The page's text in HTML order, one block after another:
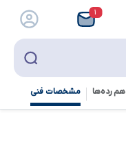
۱
هم رده‌ها‌ مشخصات فنی